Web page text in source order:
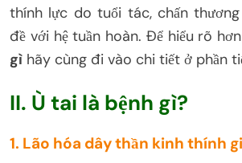
thính lực do tuổi tác, chấn
đề với hệ tuần hoàn. Để hiểu rõ
gì hãy cùng đi vào chi tiết ở phần
II. Ù tai là bệnh gì?
1. Lão hóa dây thần kinh thính